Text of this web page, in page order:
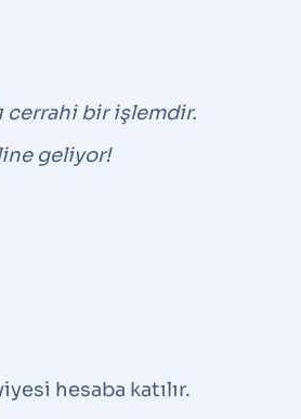
cerrahi bir işlemdir.
geliyor!
hesaba katılır.